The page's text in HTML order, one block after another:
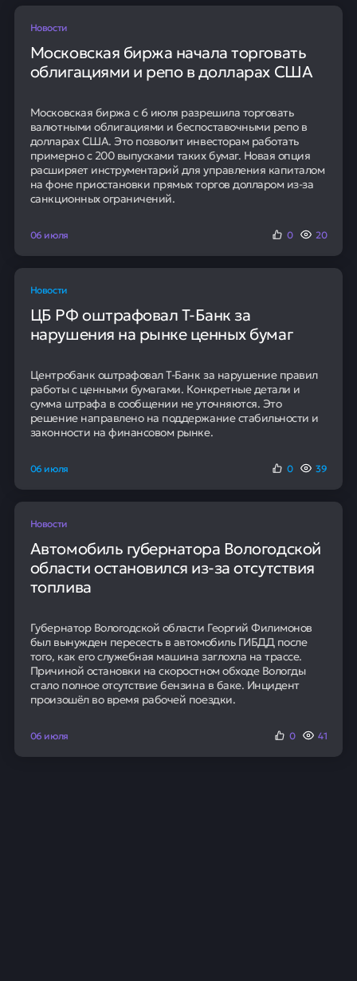
максимальных значений за последние три года.
Микрофинансовые организации
За первый квартал 2026 года в работу коллекторским
агентствам было передано 14,4 млн долговых
обязательств на общую сумму 355,7 млрд рублей. Это
представляет рост на 10% по количеству и 6,7% по
сумме в сравнении с аналогичным периодом
прошлого года.
Традиционно первый квартал не считается пиковым
для рынка взыскания из-за сезонного снижения
активности, поэтому его результаты обычно ниже
показателей других кварталов. Однако в последнее
время наблюдается тенденция к выравниванию
95
Выгодные кредиты в одном
месте
Получить решение
Экономические и регуляторные
причины роста